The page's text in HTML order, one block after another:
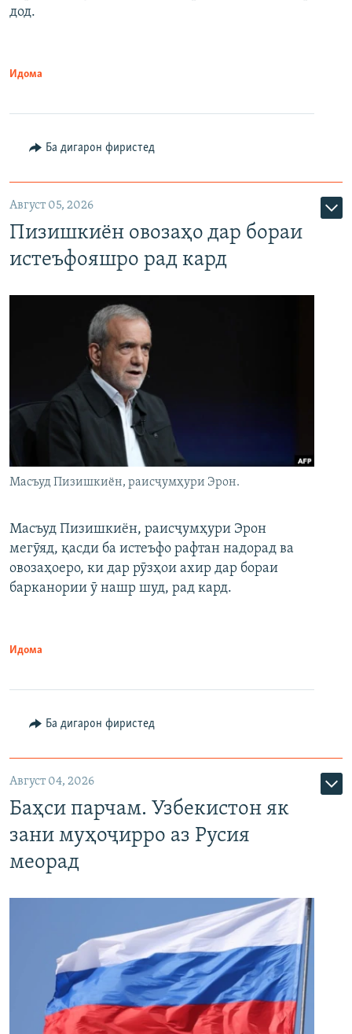
дод.
Идома
Ба дигарон фиристед
Август 05, 2026
Пизишкиён овозаҳо дар бораи
истеъфояшро рад кард
Масъуд Пизишкиён, раисҷумҳури Эрон.
Масъуд Пизишкиён, раисҷумҳури Эрон
мегӯяд, қасди ба истеъфо рафтан надорад ва
овозаҳоеро, ки дар рӯзҳои ахир дар бораи
барканории ӯ нашр шуд, рад кард.
Идома
Ба дигарон фиристед
Август 04, 2026
Баҳси парчам. Узбекистон як
зани муҳоҷирро аз Русия
меорад